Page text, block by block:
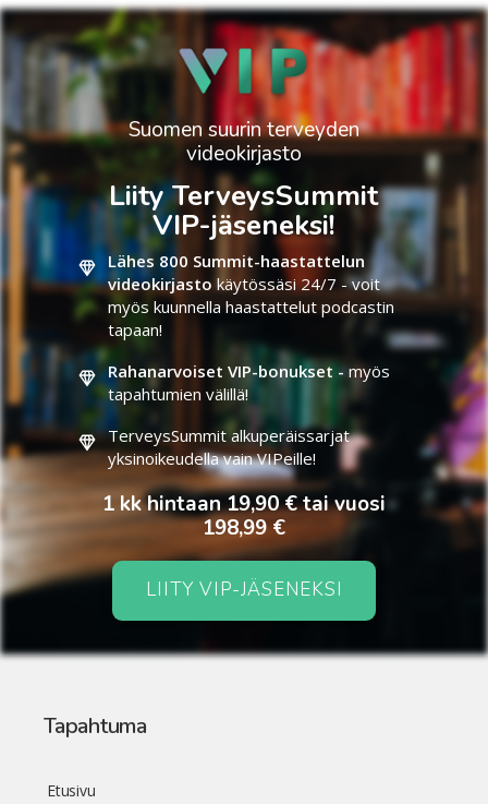
Suomen suurin terveyden
videokirjasto
Liity TerveysSummit
VIP-jäseneksi!
Lähes 800 Summit-haastattelun
videokirjasto käytössäsi 24/7 - voit
myös kuunnella haastattelut podcastin
tapaan!
Rahanarvoiset VIP-bonukset -myös
tapahtumien välillä!
TerveysSummit alkuperäissarjat
yksinoikeudella vain VIPeille!
1 kk hintaan 19,90 € tai vuosi
198,99 €
LIITY VIP-JÄSENEKSI
Tapahtuma
Etusivu